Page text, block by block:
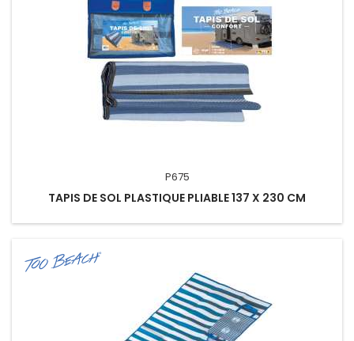
P675
TAPIS DE SOL PLASTIQUE PLIABLE 137 X 230 CM